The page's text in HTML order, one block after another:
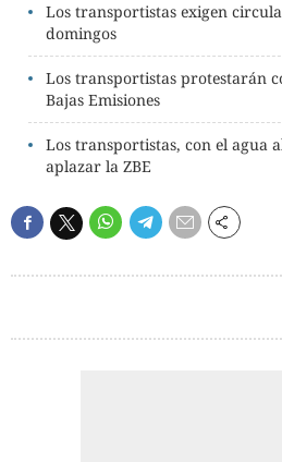
Los transportistas exigen
domingos
Los transportistas protestarán
Bajas Emisiones
Los transportistas, con el agua
aplazar la ZBE